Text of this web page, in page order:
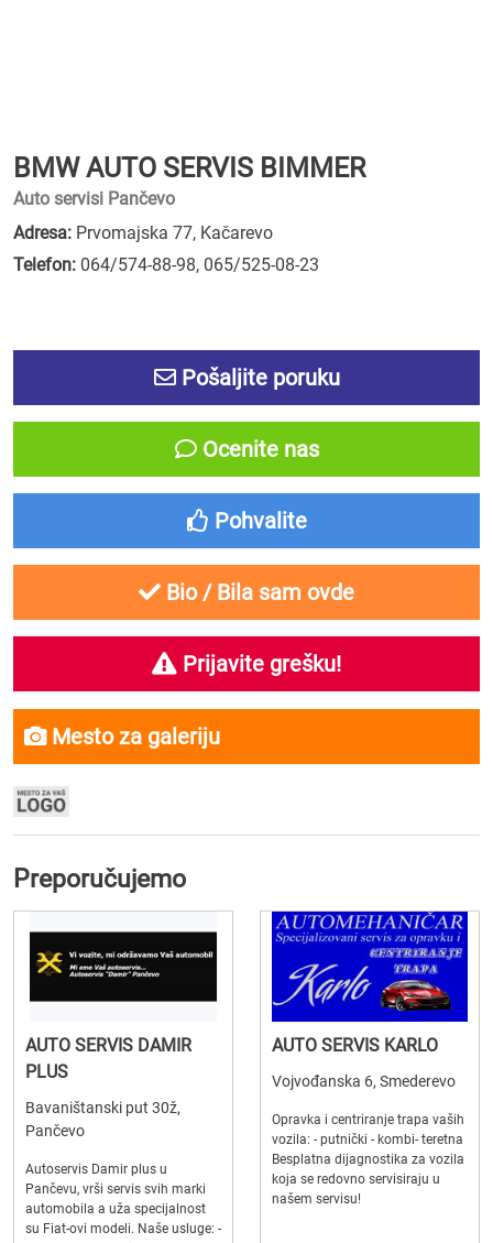
BMW AUTO SERVIS BIMMER
Auto servisi Pančevo
Adresa: Prvomajska 77, Kačarevo
Telefon: 064/574-88-98, 065/525-08-23
Pošaljite poruku
Ocenite nas
Pohvalite
Bio / Bila sam ovde
Prijavite grešku!
Mesto za galeriju
Preporučujemo
AUTO SERVIS DAMIR
PLUS
Bavaništanski put 30ž,
Pančevo
Autoservis Damir plus u
Pančevu, vrši servis svih marki
automobila a uža specijalnost
su Fiat-ovi modeli. Naše usluge: -
AUTO SERVIS KARLO
Vojvođanska 6, Smederevo
Opravka i centriranje trapa vaših
vozila: - putnički - kombi- teretna
Besplatna dijagnostika za vozila
koja se redovno servisiraju u
našem servisu!